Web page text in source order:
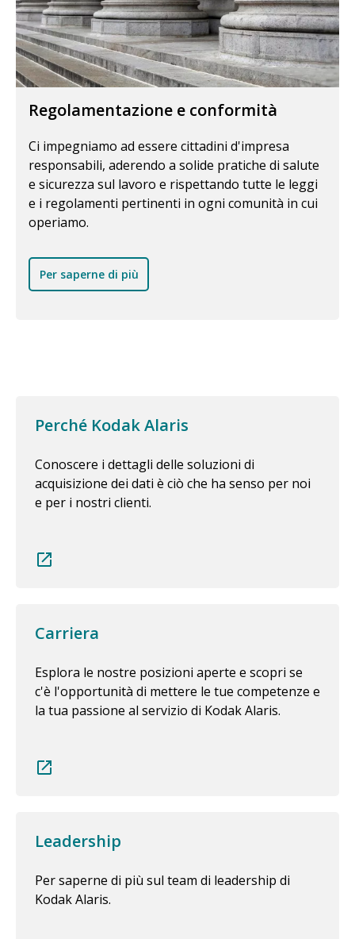
Regolamentazione e conformità
Ci impegniamo ad essere cittadini d'impresa
responsabili, aderendo a solide pratiche di salute
e sicurezza sul lavoro e rispettando tutte le leggi
e i regolamenti pertinenti in ogni comunità in cui
operiamo.
Per saperne di più
Perché Kodak Alaris
Conoscere i dettagli delle soluzioni di
acquisizione dei dati è ciò che ha senso per noi
e per i nostri clienti.
Carriera
Esplora le nostre posizioni aperte e scopri se
c'è l'opportunità di mettere le tue competenze e
la tua passione al servizio di Kodak Alaris.
Leadership
Per saperne di più sul team di leadership di
Kodak Alaris.